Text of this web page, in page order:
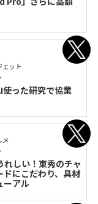
ェット
った研究で協業
メ
れしい！東秀のチャ
ドにこだわり、具材
ーアル